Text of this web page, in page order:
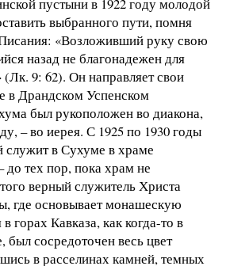
пустыни в 1922 году молодой
выбранного пути, помня
«Возложивший руку свою
назад не благонадежен для
9: 62). Он направляет свои
в Драндском Успенском
был рукоположен во диакона,
– во иерея. С 1925 по 1930 годы
в Сухуме в храме
до тех пор, пока храм не
верный служитель Христа
где основывает монашескую
горах Кавказа, как когда-то в
был сосредоточен весь цвет
в расселинах камней, темных